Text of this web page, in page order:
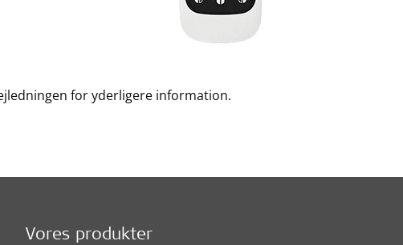
for yderligere information.
Vores produkter